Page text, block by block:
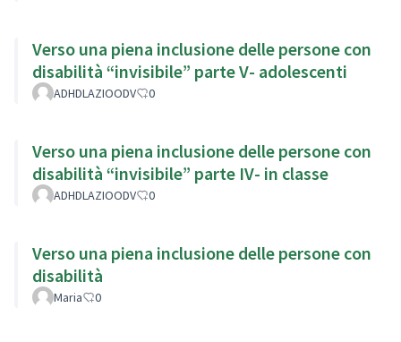
Verso una piena inclusione delle persone con
disabilità “invisibile” parte V- adolescenti
ADHDLAZIOODV 0
Verso una piena inclusione delle persone con
disabilità “invisibile” parte IV- in classe
ADHDLAZIOODV 0
Verso una piena inclusione delle persone con
disabilità
Maria 0